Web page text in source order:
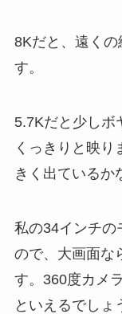
8Kだと、遠くの
す。
5.7Kだと少しボ
くっきりと映り
きく出ているか
私の34インチの
ので、大画面な
す。360度カメ
といえるでしょ